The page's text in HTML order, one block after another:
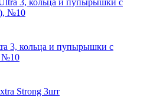
3, кольца и пупырышки с
№10